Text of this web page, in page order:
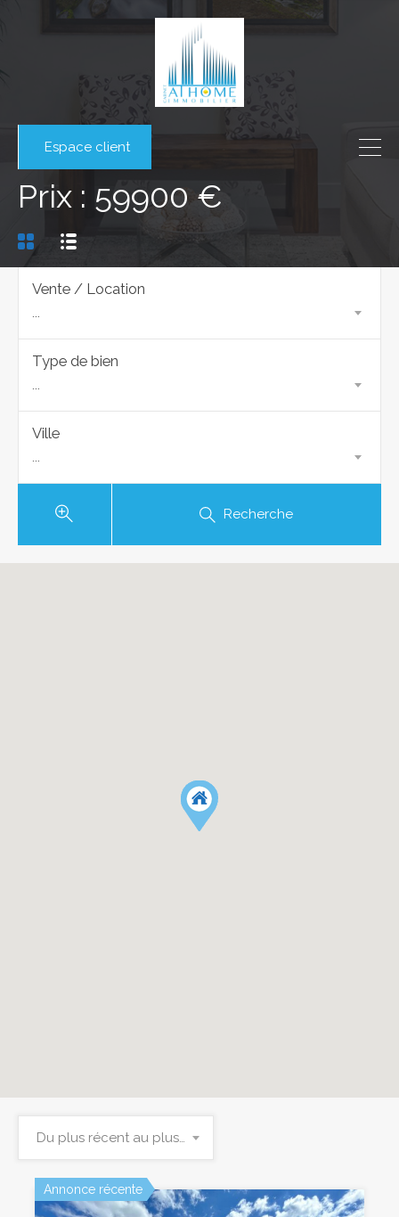
Espace client
Prix : 59900 €
Vente / Location
...
Type de bien
...
Ville
...
Recherche
Du plus récent au plus ancien
Annonce récente